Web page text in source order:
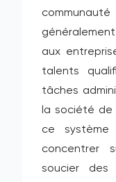
aux
talents
tâches
la société de
ce
concentrer
soucier des